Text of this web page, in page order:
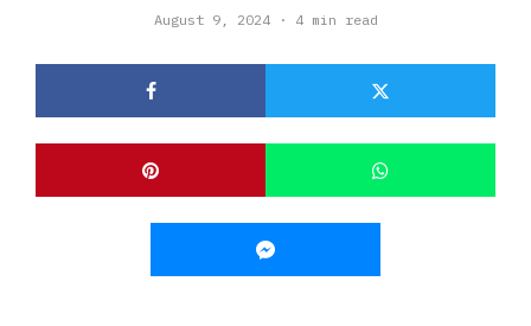
August 9, 2024 · 4 min read